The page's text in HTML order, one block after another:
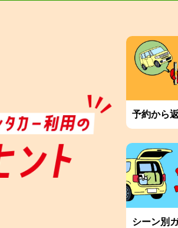
予約から
シーン別